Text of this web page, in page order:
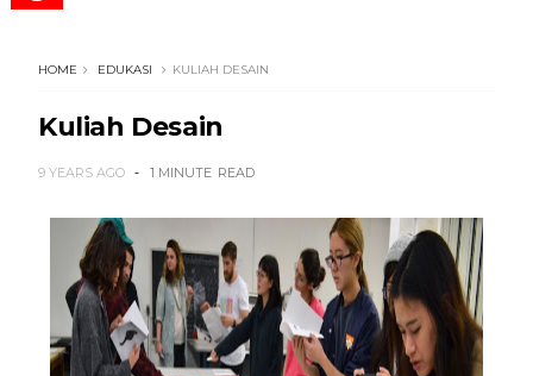
HOME EDUKASI KULIAH DESAIN
Kuliah Desain
9 YEARS AGO 1 MINUTE READ